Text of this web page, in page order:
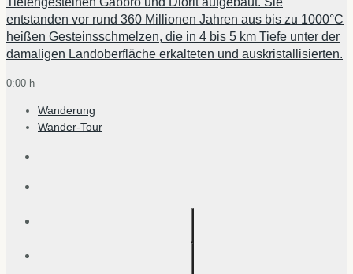
entstanden vor rund 360 Millionen Jahren aus bis zu 1000°C
heißen Gesteinsschmelzen, die in 4 bis 5 km Tiefe unter der
damaligen Landoberfläche erkalteten und auskristallisierten.
0:00 h
Wanderung
Wander-Tour